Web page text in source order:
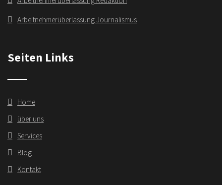
Arbeitnehmerüberlassung Journalismus
Seiten Links
Home
über uns
Services
Blog
Kontakt